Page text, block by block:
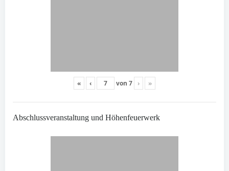
« ‹ von 7 › »
Abschlussveranstaltung und Höhenfeuerwerk